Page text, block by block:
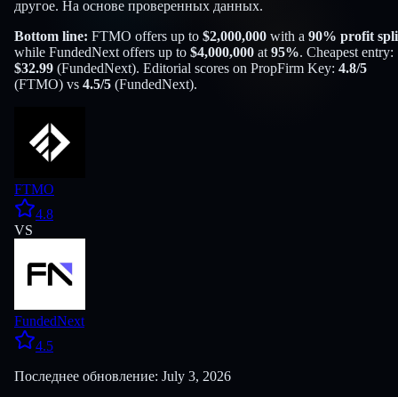
другое. На основе проверенных данных.
Bottom line: FTMO offers up to $2,000,000 with a 90% profit
while FundedNext offers up to $4,000,000 at 95%. Cheapest entry:
$32.99 (FundedNext). Editorial scores on PropFirm Key: 4.8/5
(FTMO) vs 4.5/5 (FundedNext).
FTMO
4.8
VS
FundedNext
4.5
Последнее обновление: July 3, 2026